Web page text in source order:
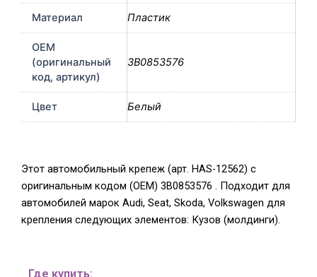
Материал Пластик
OEM
(оригинальный
код, артикул)
3B0853576
Цвет Белый
Этот автомобильный крепеж (арт. HAS-12562) с
оригинальным кодом (OEM) 3B0853576 . Подходит для
автомобилей марок Audi, Seat, Skoda, Volkswagen для
крепления следующих элементов: Кузов (молдинги).
Где купить: